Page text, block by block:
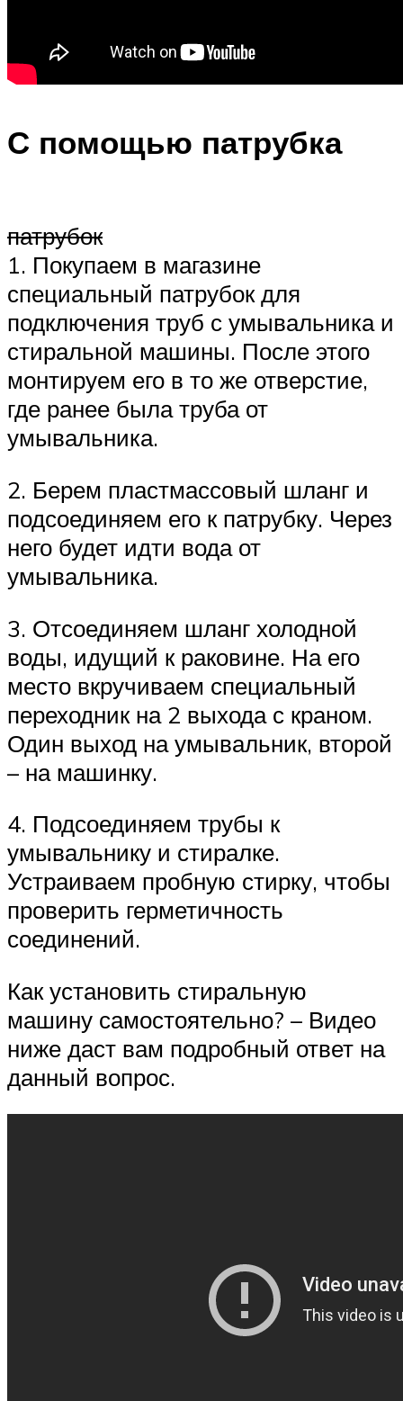
С помощью патрубка
патрубок
1. Покупаем в магазине
специальный патрубок для
подключения труб с умывальника и
стиральной машины. После этого
монтируем его в то же отверстие,
где ранее была труба от
умывальника.
2. Берем пластмассовый шланг и
подсоединяем его к патрубку. Через
него будет идти вода от
умывальника.
3. Отсоединяем шланг холодной
воды, идущий к раковине. На его
место вкручиваем специальный
переходник на 2 выхода с краном.
Один выход на умывальник, второй
– на машинку.
4. Подсоединяем трубы к
умывальнику и стиралке.
Устраиваем пробную стирку, чтобы
проверить герметичность
соединений.
Как установить стиральную
машину самостоятельно? – Видео
ниже даст вам подробный ответ на
данный вопрос.